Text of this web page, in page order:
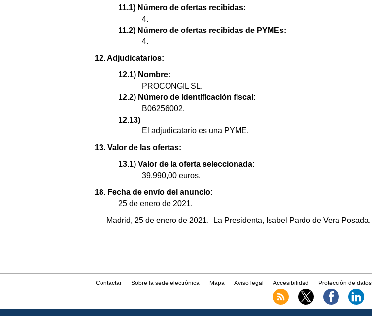
11.1) Número de ofertas recibidas:
4.
11.2) Número de ofertas recibidas de PYMEs:
4.
12. Adjudicatarios:
12.1) Nombre:
PROCONGIL SL.
12.2) Número de identificación fiscal:
B06256002.
12.13)
El adjudicatario es una PYME.
13. Valor de las ofertas:
13.1) Valor de la oferta seleccionada:
39.990,00 euros.
18. Fecha de envío del anuncio:
25 de enero de 2021.
Madrid, 25 de enero de 2021.- La Presidenta, Isabel Pardo de Vera Posada.
Contactar Sobre la sede electrónica Mapa Aviso legal Accesibilidad Protección de datos